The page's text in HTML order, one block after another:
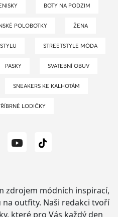
BOTY NA PODZIM
POLOBOTKY ŽENA
STREETSTYLE MÓDA
PASKY SVATEBNÍ OBUV
SNEAKERS KE KALHOTÁM
LODIČKY
zdrojem módních inspirací,
na outfity. Naši redakci tvoří
které pro Vás každý den